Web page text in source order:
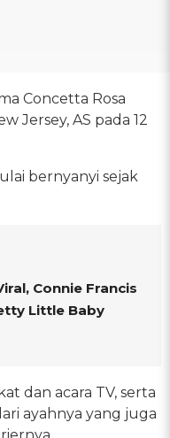
Concetta Rosa
Jersey, AS pada 12
bernyanyi sejak
Connie Francis
Little Baby
dan acara TV, serta
ayahnya yang juga